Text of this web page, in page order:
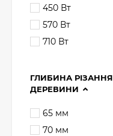
450 Вт
570 Вт
710 Вт
ГЛИБИНА РІЗАННЯ
ДЕРЕВИНИ
65 мм
70 мм